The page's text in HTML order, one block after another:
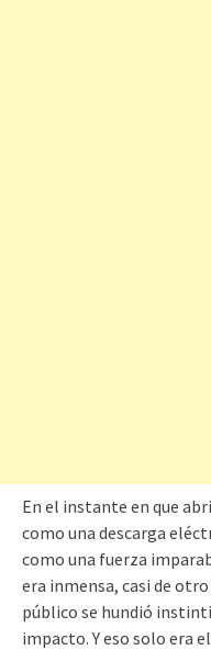
En el instante en que
como una descarga
como una fuerza
era inmensa, casi de
público se hundió
impacto. Y eso solo era